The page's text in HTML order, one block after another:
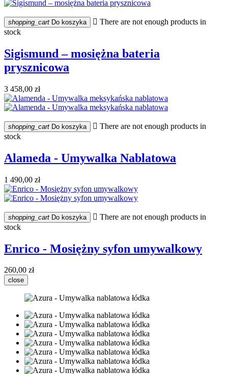
shopping_cart Do koszyka  There are not enough products in
stock
Sigismund – mosiężna bateria
prysznicowa
3 458,00 zł
shopping_cart Do koszyka  There are not enough products in
stock
Alameda - Umywalka Nablatowa
1 490,00 zł
shopping_cart Do koszyka  There are not enough products in
stock
Enrico - Mosiężny syfon umywalkowy
260,00 zł
close